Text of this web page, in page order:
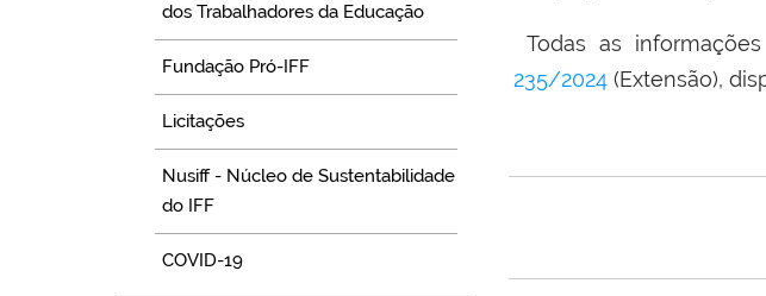
dos Trabalhadores da Educação
Fundação Pró-IFF
Licitações
Nusiff - Núcleo de Sustentabilidade
do IFF
COVID-19
Todas as
235/2024 (Extensão),